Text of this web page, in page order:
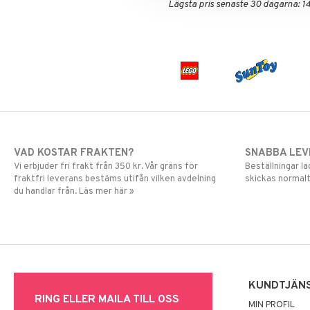
Lägsta pris senaste 30 dagarna:
VAD KOSTAR FRAKTEN?
Vi erbjuder fri frakt från 350 kr. Vår gräns för
fraktfri leverans bestäms utifån vilken avdelning
du handlar från. Läs mer här »
SNABBA
Beställningar
skickas
RING ELLER MAILA TILL OSS MIN PROFIL